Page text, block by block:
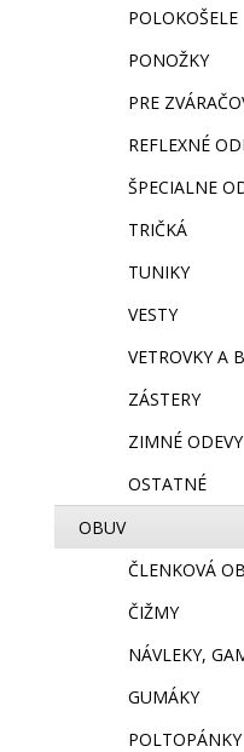
POLOKOŠELE
PONOŽKY
PRE
REFLEXNÉ
ŠPECIALNE
TRIČKÁ
TUNIKY
VESTY
VETROVKY A
ZÁSTERY
ZIMNÉ ODEVY
OSTATNÉ
OBUV
ČLENKOVÁ
ČIŽMY
NÁVLEKY,
GUMÁKY
POLTOPÁNKY